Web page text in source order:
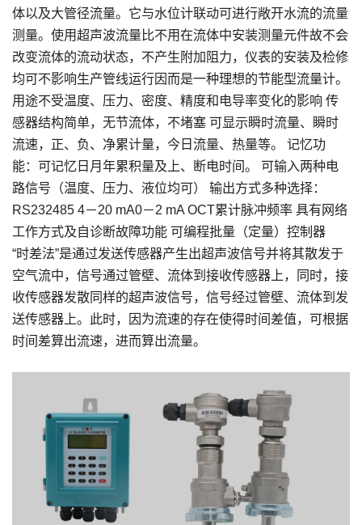
体以及大管径流量。它与水位计联动可进行敞开水流的流量
测量。使用超声波流量比不用在流体中安装测量元件故不会
改变流体的流动状态，不产生附加阻力，仪表的安装及检修
均可不影响生产管线运行因而是一种理想的节能型流量计。
用途不受温度、压力、密度、精度和电导率变化的影响 传
感器结构简单，无节流体，不堵塞 可显示瞬时流量、瞬时
流速，正、负、净累计量，今日流量、热量等。 记忆功
能：可记忆日月年累积量及上、断电时间。 可输入两种电
路信号（温度、压力、液位均可） 输出方式多种选择：
RS232485 4－20 mA0－2 mA OCT累计脉冲频率 具有网络
工作方式及自诊断故障功能 可编程批量（定量）控制器
“时差法”是通过发送传感器产生出超声波信号并将其散发于
空气流中，信号通过管壁、流体到接收传感器上，同时，接
收传感器发散同样的超声波信号，信号经过管壁、流体到发
送传感器上。此时，因为流速的存在使得时间差值，可根据
时间差算出流速，进而算出流量。